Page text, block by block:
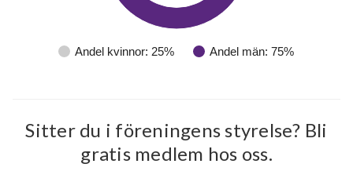
65Andel kvinnor: 25% Andel män: 75%
Sitter du i föreningens styrelse? Bli
gratis medlem hos oss.